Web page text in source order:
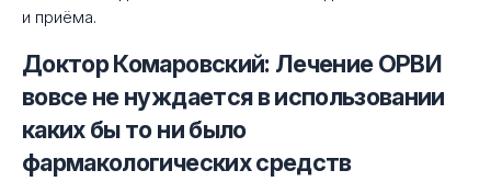
и приёма.
Доктор Комаровский: Лечение ОРВИ
вовсе не нуждается в использовании
каких бы то ни было
фармакологических средств